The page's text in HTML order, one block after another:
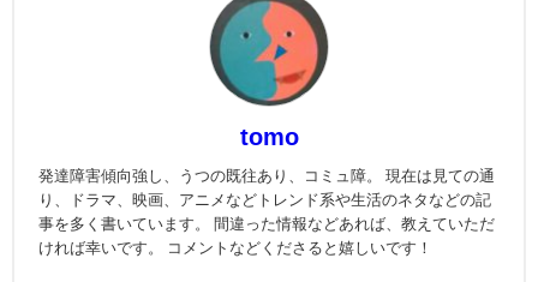
tomo
発達障害傾向強し、うつの既往あり、コミュ障。 現在は見ての通
り、ドラマ、映画、アニメなどトレンド系や生活のネタなどの記
事を多く書いています。 間違った情報などあれば、教えていただ
ければ幸いです。 コメントなどくださると嬉しいです！